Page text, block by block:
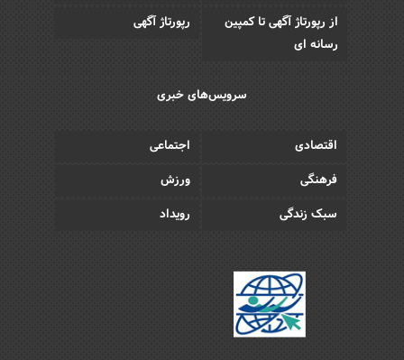
از رپورتاژ آگهی تا کمپین
رسانه ای
رپورتاژ آگهی
سرویس‌های خبری
اقتصادی
اجتماعی
فرهنگی
ورزش
سبک زندگی
رویداد